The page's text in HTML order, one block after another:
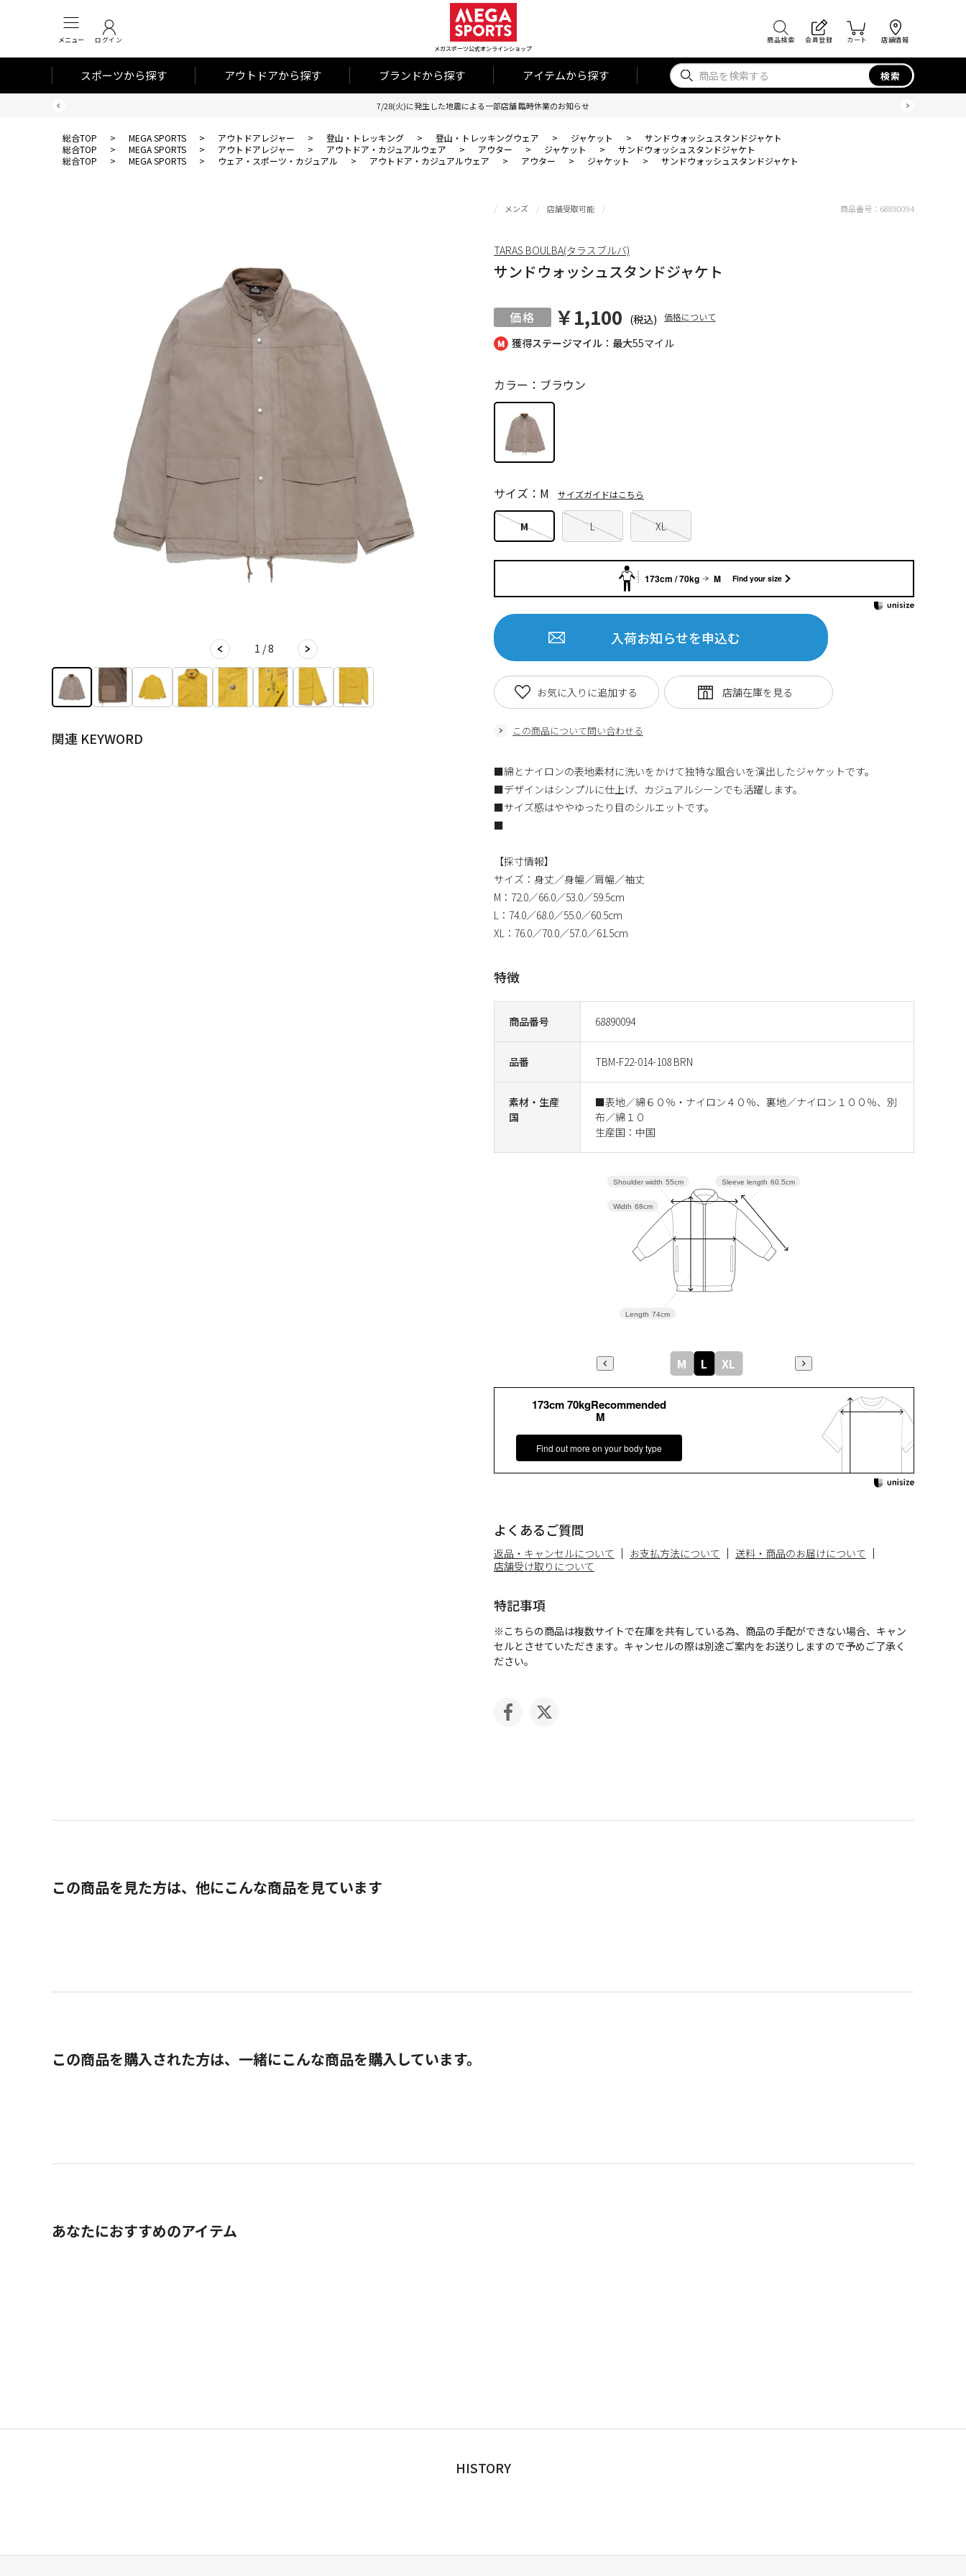
メニュー ログイン
メガスポーツ公式オンラインショップ
商品検索 会員登録 カート 店舗情報
スポーツから探す アウトドアから探す ブランドから探す アイテムから探す 検索
7/28(火)に発生した地震による一部店舗 臨時休業のお知らせ
総合TOP > MEGA SPORTS > アウトドアレジャー > 登山・トレッキング > 登山・トレッキングウェア > ジャケット >
サンドウォッシュスタンドジャケト
総合TOP
> MEGA SPORTS > アウトドアレジャー > アウトドア・カジュアルウェア > アウター > ジャケット >
サンドウォッシュスタンドジャケト
総合TOP
> MEGA SPORTS > ウェア・スポーツ・カジュアル > アウトドア・カジュアルウェア > アウター > ジャケット > サンドウォッシュスタンドジャケト
1 / 8
関連 KEYWORD
獲得ステージマイル：最大55マイル
メンズ 店舗受取可能
サンドウォッシュスタンドジャケト
￥1,100 (税込) 価格について
商品番号 68890094
品番 TBM-F22-014-108 BRN
素材・生産
国
■表地／綿６０％・ナイロン４０％、裏地／ナイロン１００％、別
布／綿１０
生産国：中国
カラー：ブラウン
M L XL
サイズ：M サイズガイドはこちら
入荷お知らせを申込む
この商品について問い合わせる
お気に入りに追加する
商品番号： 68890094
TARAS BOULBA(タラスブルバ)
■綿とナイロンの表地素材に洗いをかけて独特な風合いを演出したジャケットです。
■デザインはシンプルに仕上げ、カジュアルシーンでも活躍します。
■サイズ感はややゆったり目のシルエットです。
■
【採寸情報】
サイズ：身丈／身幅／肩幅／袖丈
M：72.0／66.0／53.0／59.5cm
L：74.0／68.0／55.0／60.5cm
XL：76.0／70.0／57.0／61.5cm
特徴
よくあるご質問
返品・キャンセルについて お支払方法について
送料・商品のお届けについて
店舗受け取りについて
特記事項
※こちらの商品は複数サイトで在庫を共有している為、商品の手配ができない場合、キャン
セルとさせていただきます。キャンセルの際は別途ご案内をお送りしますので予めご了承く
ださい。
173cm / 70kg M Find your size
173cm 70kgRecommended
M
Find out more on your body type
Sleeve length 60.5cm
Length 74cm
Width 68cm
Shoulder width 55cm
M L XL
この商品を見た方は、他にこんな商品を見ています
この商品を購入された方は、一緒にこんな商品を購入しています。
あなたにおすすめのアイテム
HISTORY